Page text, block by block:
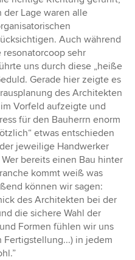
der Lage waren alle
Auch während
sehr
uns durch diese „heiße
Gerade hier zeigte es
des Architekten
Vorfeld aufzeigte und
für den Bauherrn enorm
etwas entschieden
jeweilige Handwerker
bereits einen Bau hinter
kommt weiß was
können wir sagen:
des Architekten bei der
die sichere Wahl der
Formen fühlen wir uns
Fertigstellung...) in jedem